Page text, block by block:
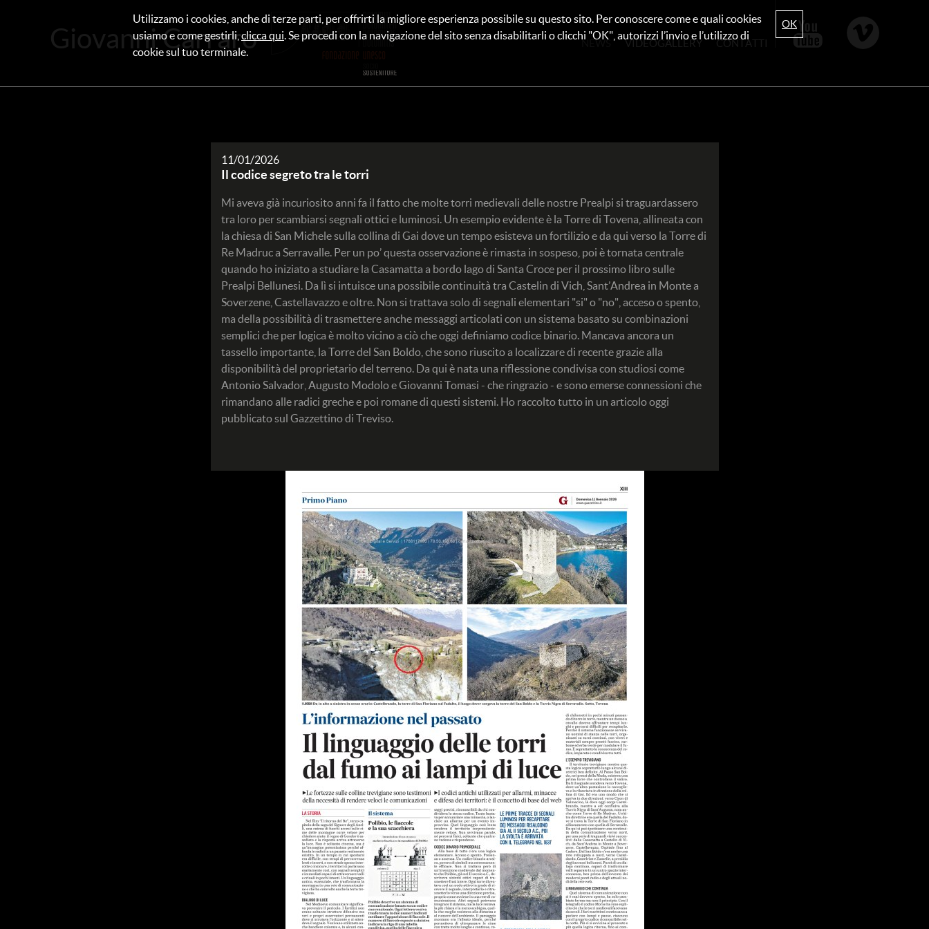
Utilizzamo i cookies, anche di terze parti, per offrirti la migliore esperienza possibile su questo sito. Per conoscere come e quali cookies
usiamo e come gestirli,clicca qui. Se procedi con la navigazione del sito senza disabilitarli o clicchi "OK", autorizzi l’invio e l’utilizzo di
cookie sul tuo terminale.
OK
Giovanni Carraro NEWS VIDEOGALLERY CONTATTI
11/01/2026
Il codice segreto tra le torri
Mi aveva già incuriosito anni fa il fatto che molte torri medievali delle nostre Prealpi si traguardassero
tra loro per scambiarsi segnali ottici e luminosi. Un esempio evidente è la Torre di Tovena, allineata con
la chiesa di San Michele sulla collina di Gai dove un tempo esisteva un fortilizio e da qui verso la Torre di
Re Madruc a Serravalle. Per un po’ questa osservazione è rimasta in sospeso, poi è tornata centrale
quando ho iniziato a studiare la Casamatta a bordo lago di Santa Croce per il prossimo libro sulle
Prealpi Bellunesi. Da lì si intuisce una possibile continuità tra Castelin di Vich, Sant’Andrea in Monte a
Soverzene, Castellavazzo e oltre. Non si trattava solo di segnali elementari "si" o "no", acceso o spento,
ma della possibilità di trasmettere anche messaggi articolati con un sistema basato su combinazioni
semplici che per logica è molto vicino a ciò che oggi definiamo codice binario. Mancava ancora un
tassello importante, la Torre del San Boldo, che sono riuscito a localizzare di recente grazie alla
disponibilità del proprietario del terreno. Da qui è nata una riflessione condivisa con studiosi come
Antonio Salvador, Augusto Modolo e Giovanni Tomasi - che ringrazio - e sono emerse connessioni che
rimandano alle radici greche e poi romane di questi sistemi. Ho raccolto tutto in un articolo oggi
pubblicato sul Gazzettino di Treviso.